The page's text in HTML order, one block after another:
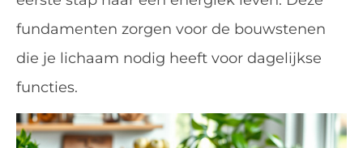
fundamenten zorgen voor de bouwstenen
die je lichaam nodig heeft voor dagelijkse
functies.